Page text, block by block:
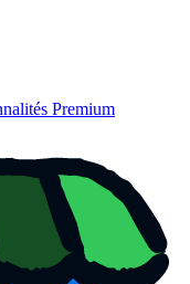
Premium